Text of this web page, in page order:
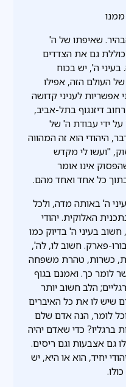
שאיפתו של ה'
גם את הצדדים
ה', יש בכוח
העולם הזה, אפילו
לעניני קדושה
יורק, או רחוב דיזנגוף בתל-אביב,
ידי עבודת ה' של
היהודי הוא זה המהווה
"ועשו לי מקדש
אינו אומר
כל אחד ואחד מהם.
ה' באותה מדה, ולכל
האלוקית. יהודי
בעיני ה' בדיוק כמו
פארק. חשוב לו, לה',
כשרות, טהרת משפחה
לומר כך. ואמנם בגוף
הלב חשוב יותר
שיש לו את כל האיברים
לומר, הנה אדם שלם
ברגליו? כדי שאדם יהיה
גם אצבעות וגם ריסים.
יחיד, הוא או היא, יש